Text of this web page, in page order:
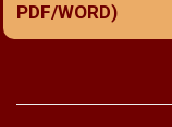
PDF/WORD)